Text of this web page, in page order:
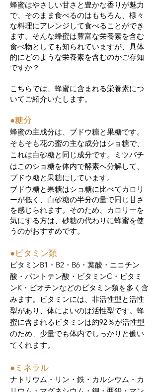
蜂蜜はやさしい甘さと豊かな香りが魅力
で、そのまま食べるのはもちろん、様々
な料理にアレンジして食べることができ
ます。そんな蜂蜜は豊富な栄養素を含む
食べ物としても知られていますが、具体
的にどのような栄養素を含むのかご存知
ですか？
こちらでは、蜂蜜に含まれる栄養素につ
いてご紹介いたします。
​●糖分
蜂蜜の主成分は、ブドウ糖と果糖です。
そもそも花の蜜の主な成分はショ糖で、
これは白砂糖と同じ成分です。ミツバチ
はこのショ糖を体内で酵素へ分解して、
ブドウ糖と果糖にしています。
ブドウ糖と果糖はショ糖に比べてカロリ
ーが低く、白砂糖の半分の量で同じ甘さ
を感じられます。そのため、カロリーを
気にする方は、砂糖の代わりに蜂蜜を使
うのがおすすめです。
​●ビタミン類
ビタミンB1・B2・B6・葉酸・ニコチン
酸・パントテン酸・ビタミンC・ビタミ
ンK・ビオチンなどのビタミン類を多く含
みます。ビタミンには、非活性型と活性
型があり、体によいのは活性型です。蜂
蜜に含まれるビタミンは約92％が活性型
のため、少量でも体内でしっかりと働い
てくれます。
​●ミネラル
ナトリウム・リン・鉄・カルシウム・カ